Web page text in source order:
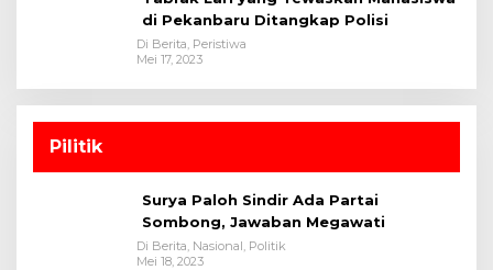
di Pekanbaru Ditangkap Polisi
Di Berita, Peristiwa
Mei 17, 2023
Pilitik
Surya Paloh Sindir Ada Partai
Sombong, Jawaban Megawati
Di Berita, Nasional, Politik
Mei 18, 2023